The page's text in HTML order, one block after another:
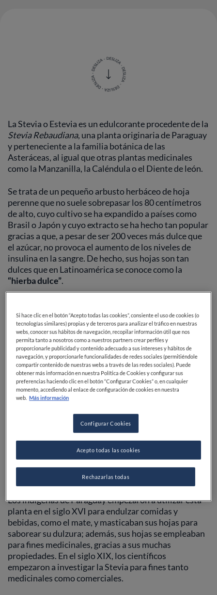
La Stevia o Estevia es un edulcorante procedente de la
Stevia Rebaudiana, una planta originaria de Paraguay
y perteneciente a la familia botánica de las
Asteráceas, al igual que otras plantas medicinales
como la Manzanilla, la Caléndula o el Diente de león.
Se trata de un pequeño arbusto herbáceo de hoja
perenne que no suele sobrepasar los 80 centímetros
de alto, cuyo cultivo se ha expandido a países como
Brasil o Japón y cuyo extracto se ha hecho tan popular
gracias a que, a pesar de ser 200 veces más dulce que
el azúcar, no provoca el aumento de los niveles de
insulina en la sangre. De hecho, sus hojas son tan
dulces que en Latinoamérica se conoce como la
“hierba dulce”.
Los indígenas de Paraguay empezaron a utilizar esta
planta en el siglo XVI para endulzar comidas y
bebidas, como el mate, y masticaban sus hojas para
saborear su dulzura; además, sus hojas se empleaban
para fines medicinales, gracias a sus muchas
propiedades. En el siglo XIX, los científicos
empezaron a investigar la Stevia para fines tanto
medicinales como comerciales.
Si hace clic en el botón “Acepto todas las cookies”, consiente el uso de cookies (o
tecnologías similares) propias y de terceros para analizar el tráfico en nuestras
webs, conocer sus hábitos de navegación, recopilar información útil que nos
permita tanto a nosotros como a nuestros partners crear perfiles y
proporcionarle publicidad y contenido adecuado a sus intereses y hábitos de
navegación, y proporcionarle funcionalidades de redes sociales (permitiéndole
compartir contenido de nuestras webs a través de las redes sociales). Puede
obtener más información en nuestra Política de Cookies y configurar sus
preferencias haciendo clic en el botón “Configurar Cookies” o, en cualquier
momento, accediendo al enlace de configuración de cookies en nuestra
web. Más información
Configurar Cookies
Rechazarlas todas
Acepto todas las cookies